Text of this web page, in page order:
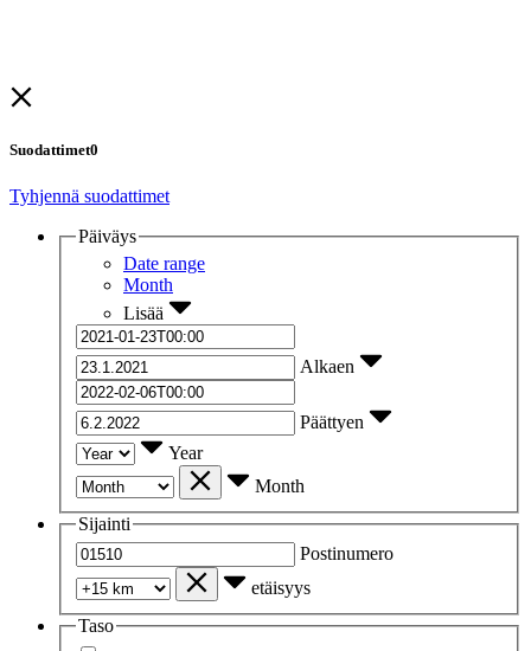
Suodattimet0
Tyhjennä suodattimet
Päiväys
Date range
Month
Lisää
Alkaen
Päättyen
Year
Month
Sijainti
Postinumero
etäisyys
Taso